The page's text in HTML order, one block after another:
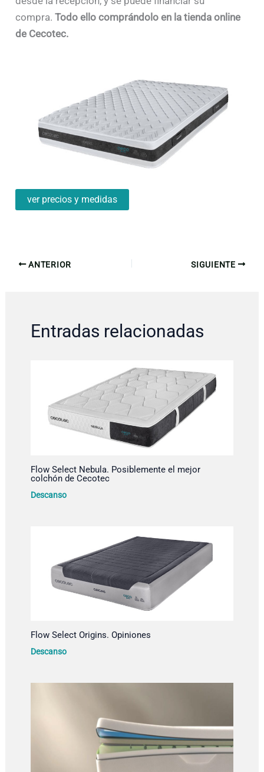
compra.Todo ello comprándolo en la tienda online
de Cecotec.
ver precios y medidas
ANTERIOR SIGUIENTE
Entradas relacionadas
Flow Select Nebula. Posiblemente el mejor
colchón de Cecotec
Descanso
Flow Select Origins. Opiniones
Descanso